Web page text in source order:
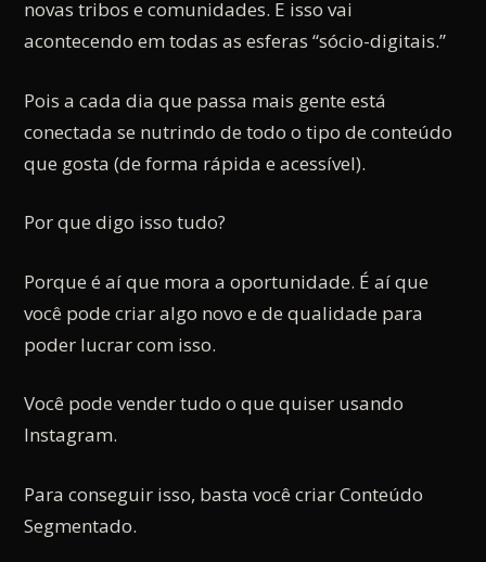
novas tribos e comunidades. E isso vai
acontecendo em todas as esferas “sócio-digitais.”
Pois a cada dia que passa mais gente está
conectada se nutrindo de todo o tipo de conteúdo
que gosta (de forma rápida e acessível).
Por que digo isso tudo?
Porque é aí que mora a oportunidade. É aí que
você pode criar algo novo e de qualidade para
poder lucrar com isso.
Você pode vender tudo o que quiser usando
Instagram.
Para conseguir isso, basta você criar Conteúdo
Segmentado.